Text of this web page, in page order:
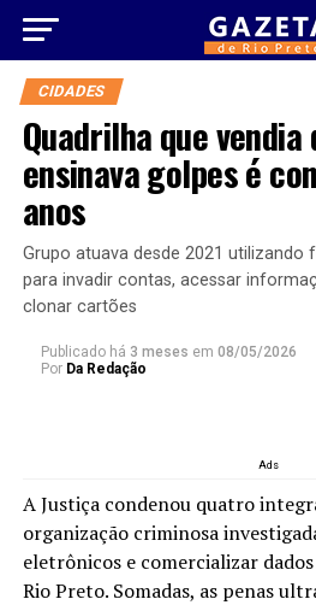
CIDADES
Quadrilha que vendia
ensinava golpes é
anos
Grupo atuava desde 2021 utilizando
para invadir contas, acessar
clonar cartões
Publicado há 3 meses em 08/05/2026
Por Da Redação
Ads
A Justiça condenou quatro
organização criminosa
eletrônicos e comercializar
Rio Preto. Somadas, as penas